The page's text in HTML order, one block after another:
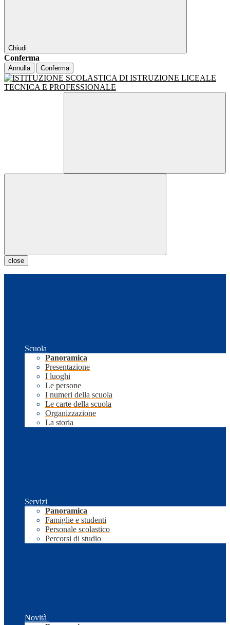
Chiudi
Conferma
Annulla Conferma
close
Scuola
Panoramica
Presentazione
I luoghi
Le persone
I numeri della scuola
Le carte della scuola
Organizzazione
La storia
Servizi
Panoramica
Famiglie e studenti
Personale scolastico
Percorsi di studio
Novità